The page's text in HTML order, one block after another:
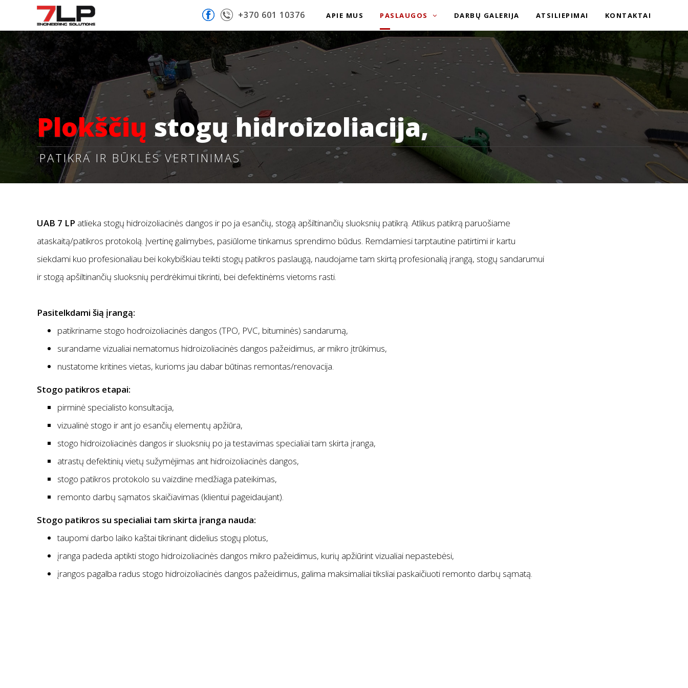
APIE MUS PASLAUGOS DARBŲ GALERIJA ATSILIEPIMAI KONTAKTAI
+370 601 10376
Plokščiųstogų hidroizoliacija,
PATIKRA IR BŪKLĖS VERTINIMAS
UAB 7 LP atlieka stogų hidroizoliacinės dangos ir po ja esančių, stogą apšiltinančių sluoksnių patikrą. Atlikus patikrą paruošiame
ataskaitą/patikros protokolą. Įvertinę galimybes, pasiūlome tinkamus sprendimo būdus. Remdamiesi tarptautine patirtimi ir kartu
siekdami kuo profesionaliau bei kokybiškiau teikti stogų patikros paslaugą, naudojame tam skirtą profesionalią įrangą, stogų sandarumui
ir stogą apšiltinančių sluoksnių perdrėkimui tikrinti, bei defektinėms vietoms rasti.
Pasitelkdami šią įrangą:
patikriname stogo hodroizoliacinės dangos (TPO, PVC, bituminės) sandarumą,
surandame vizualiai nematomus hidroizoliacinės dangos pažeidimus, ar mikro įtrūkimus,
nustatome kritines vietas, kurioms jau dabar būtinas remontas/renovacija.
Stogo patikros etapai:
pirminė specialisto konsultacija,
vizualinė stogo ir ant jo esančių elementų apžiūra,
stogo hidroizoliacinės dangos ir sluoksnių po ja testavimas specialiai tam skirta įranga,
atrastų defektinių vietų sužymėjimas ant hidroizoliacinės dangos,
stogo patikros protokolo su vaizdine medžiaga pateikimas,
remonto darbų sąmatos skaičiavimas (klientui pageidaujant).
Stogo patikros su specialiai tam skirta įranga nauda:
taupomi darbo laiko kaštai tikrinant didelius stogų plotus,
įranga padeda aptikti stogo hidroizoliacinės dangos mikro pažeidimus, kurių apžiūrint vizualiai nepastebėsi,
įrangos pagalba radus stogo hidroizoliacinės dangos pažeidimus, galima maksimaliai tiksliai paskaičiuoti remonto darbų sąmatą.